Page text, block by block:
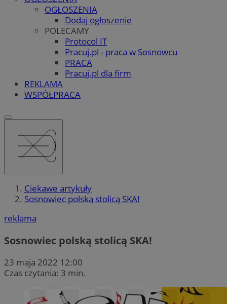
OGŁOSZENIA
Dodaj ogłoszenie
POLECAMY
Protocol IT
Pracuj.pl - praca w Sosnowcu
PRACA
Pracuj.pl dla firm
REKLAMA
WSPÓŁPRACA
Ciekawe artykuły
Sosnowiec polską stolicą SKA!
reklama
Sosnowiec polską stolicą SKA!
23 maja 2022 12:00
Czas czytania: 3 min.